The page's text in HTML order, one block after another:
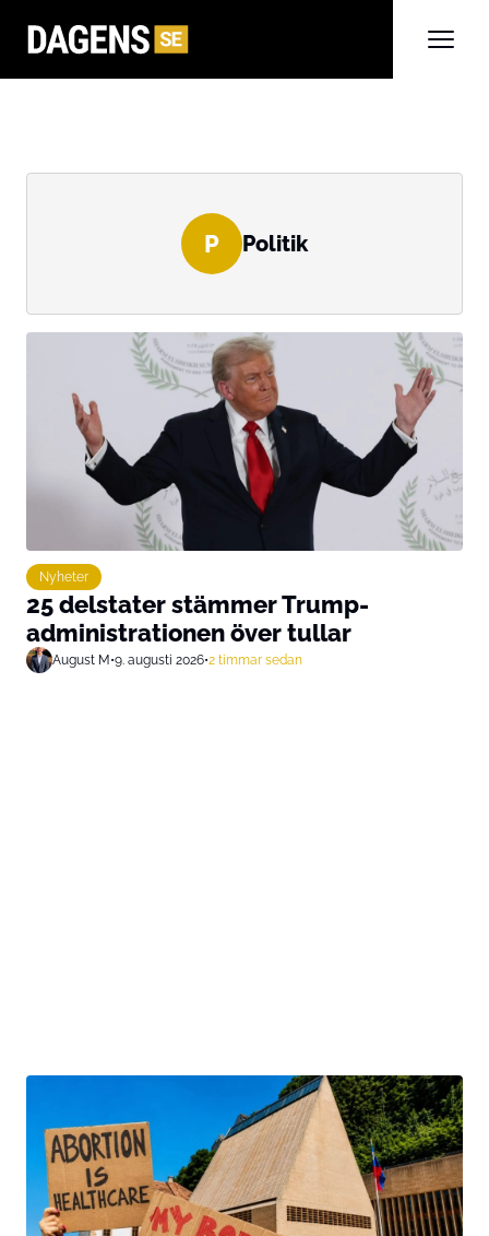
P Politik
Nyheter
25 delstater stämmer Trump-
administrationen över tullar
August M•9. augusti 2026•2 timmar sedan